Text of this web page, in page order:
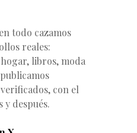
todo cazamos
reales:
libros, moda
con el
y después.